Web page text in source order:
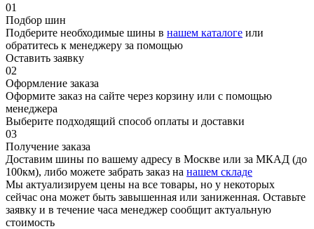
01
Подбор шин
Подберите необходимые шины в нашем каталоге или
обратитесь к менеджеру за помощью
Оставить заявку
02
Оформление заказа
Оформите заказ на сайте через корзину или с помощью
менеджера
Выберите подходящий способ оплаты и доставки
03
Получение заказа
Доставим шины по вашему адресу в Москве или за МКАД (до
100км), либо можете забрать заказ на нашем складе
Мы актуализируем цены на все товары, но у некоторых
сейчас она может быть завышенная или заниженная. Оставьте
заявку и в течение часа менеджер сообщит актуальную
стоимость